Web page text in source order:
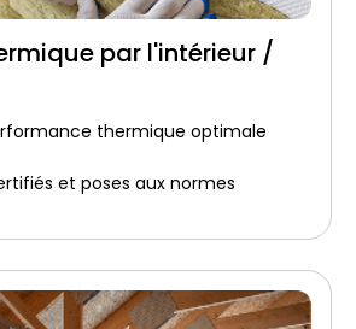
par l'intérieur /
thermique optimale
et poses aux normes